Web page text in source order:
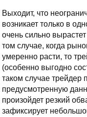
Выходит, что
возникает только в
очень сильно
том случае, когда
умеренно расти, то
(особенно выгодно
таком случае трейдер
предусмотренную
произойдет резкий
зафиксирует